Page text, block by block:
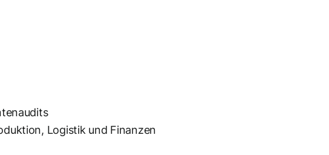
Logistik und Finanzen